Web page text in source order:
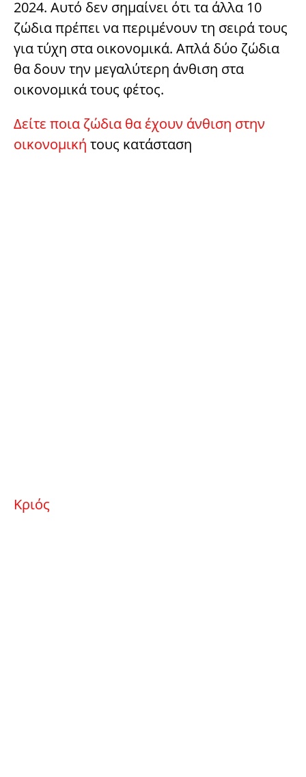
2024. Αυτό δεν σημαίνει ότι τα άλλα 10
ζώδια πρέπει να περιμένουν τη σειρά τους
για τύχη στα οικονομικά. Απλά δύο ζώδια
θα δουν την μεγαλύτερη άνθιση στα
οικονομικά τους φέτος.
Δείτε ποια ζώδια θα έχουν άνθιση στην
οικονομική τους κατάσταση
Κριός